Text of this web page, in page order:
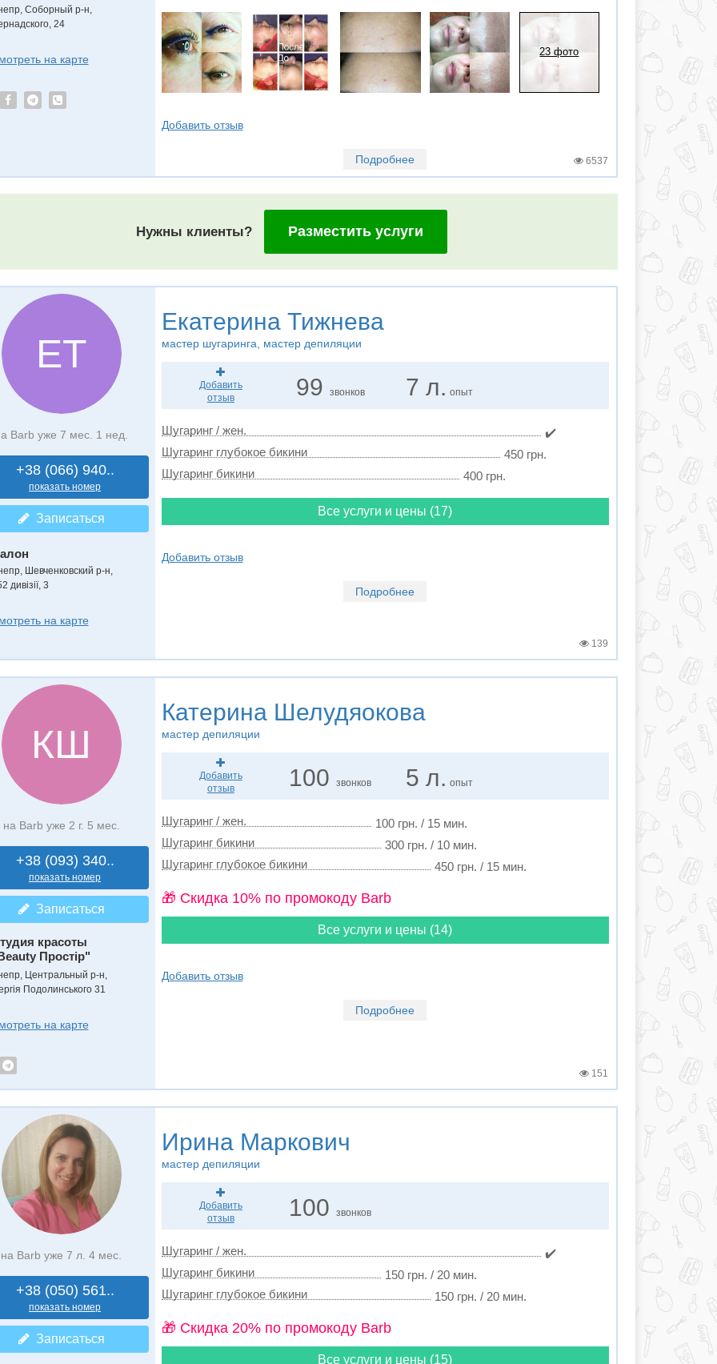
Соборный р-н,
24
на карте
23 фото
Добавить отзыв
Подробнее 6537
Нужны клиенты? Разместить услуги
ЕТ
Barb уже 7 мес. 1 нед.
+38 (066) 940..
показать номер
Записаться
Шевченковский р-н,
дивізії, 3
на карте
Екатерина Тижнева
мастер шугаринга, мастер депиляции
Добавить
отзыв
99 звонков 7 л. опыт
Шугаринг / жен.
✔️
Шугаринг глубокое бикини
450 грн.
Шугаринг бикини
400 грн.
Все услуги и цены (17)
Добавить отзыв
Подробнее
139
КШ
на Barb уже 2 г. 5 мес.
+38 (093) 340..
показать номер
Записаться
красоты
Простір"
Центральный р-н,
Подолинського 31
на карте
Катерина Шелудяокова
мастер депиляции
Добавить
отзыв
100звонков 5 л. опыт
Шугаринг / жен.
100 грн. / 15 мин.
Шугаринг бикини
300 грн. / 10 мин.
Шугаринг глубокое бикини
450 грн. / 15 мин.
🎁 Cкидка 10% по промокоду Barb
Все услуги и цены (14)
Добавить отзыв
Подробнее
151
на Barb уже 7 л. 4 мес.
+38 (050) 561..
показать номер
Записаться
Ирина Маркович
мастер депиляции
Добавить
отзыв
100звонков
Шугаринг / жен.
✔️
Шугаринг бикини
150 грн. / 20 мин.
Шугаринг глубокое бикини
150 грн. / 20 мин.
🎁 Cкидка 20% по промокоду Barb
Все услуги и цены (15)